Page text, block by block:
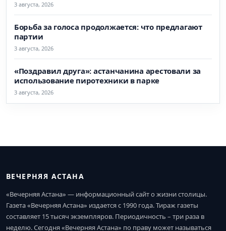
3 августа, 2026
Борьба за голоса продолжается: что предлагают
партии
3 августа, 2026
«Поздравил друга»: астанчанина арестовали за
использование пиротехники в парке
3 августа, 2026
ВЕЧЕРНЯЯ АСТАНА
«Вечерняя Астана» — информационный сайт о жизни столицы.
Газета «Вечерняя Астана» издается с 1990 года. Тираж газеты
составляет 15 тысяч экземпляров. Периодичность – три раза в
неделю. Сегодня «Вечерняя Астана» по праву может называться